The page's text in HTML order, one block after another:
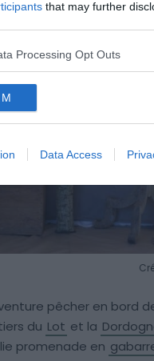
that may further
Processing Opt Outs
Data Access
pêcher en bord
du Lot et la
promenade en